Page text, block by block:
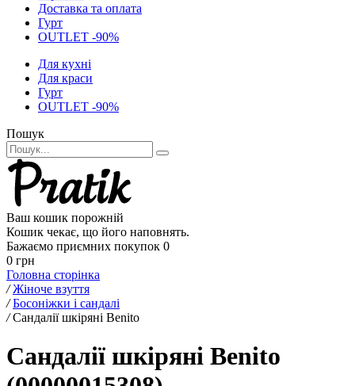
Доставка та оплата
Гурт
OUTLET -90%
Для кухні
Для краси
Гурт
OUTLET -90%
Пошук
Ваш кошик порожній
Кошик чекає, що його наповнять.
Бажаємо приємних покупок 0
0 грн
Головна сторінка
/ Жіноче взуття
/ Босоніжки і сандалі
/ Сандалії шкіряні Benito
Сандалії шкіряні Benito